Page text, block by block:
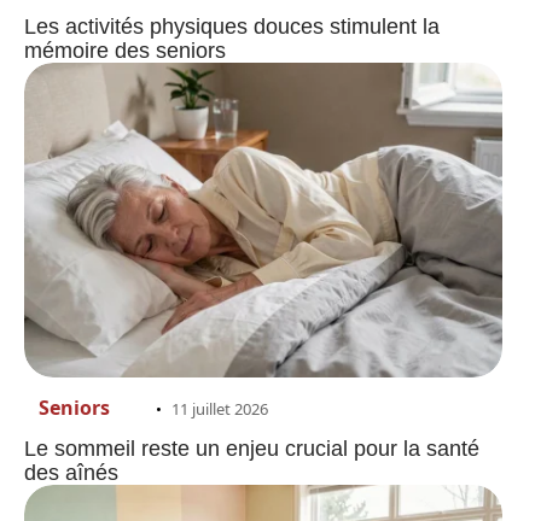
Les activités physiques douces stimulent la
mémoire des seniors
Seniors 11 juillet 2026
Le sommeil reste un enjeu crucial pour la santé
des aînés